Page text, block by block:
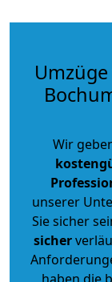
Wir
unserer
Sie sicher
sicher
haben die